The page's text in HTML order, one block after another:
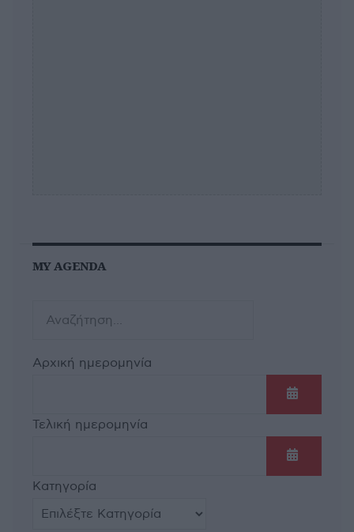
MY AGENDA
Αρχική ημερομηνία
Ανοίξτε
Τελική ημερομηνία
Ανοίξτε
Κατηγορία